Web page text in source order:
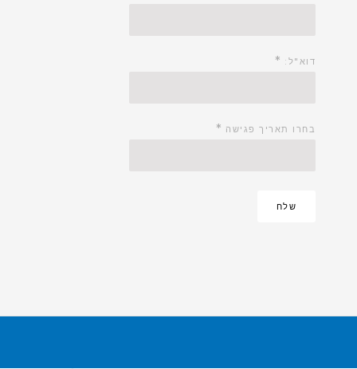
דוא"ל: *
בחרו תאריך פגישה *
שלח